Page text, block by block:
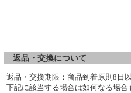
返品・交換について
返品・交換期限：商品到着原則8日
下記に該当する場合は如何なる場合